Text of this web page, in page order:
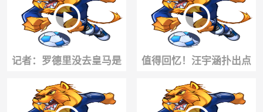
中国版哈兰德
记者：罗德里没去皇马是
一种罪过🧐，去死敌巴萨
我无法理解
值得回忆！汪宇涵扑出点
球后，国足小将们都扑向
了他